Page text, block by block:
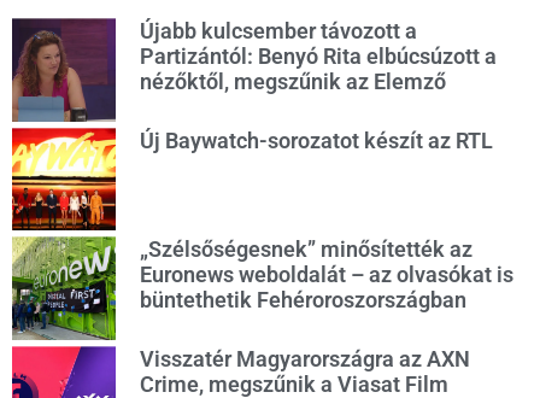
Újabb kulcsember távozott a
Partizántól: Benyó Rita elbúcsúzott a
nézőktől, megszűnik az Elemző
Új Baywatch-sorozatot készít az RTL
„Szélsőségesnek” minősítették az
Euronews weboldalát – az olvasókat is
büntethetik Fehéroroszországban
Visszatér Magyarországra az AXN
Crime, megszűnik a Viasat Film